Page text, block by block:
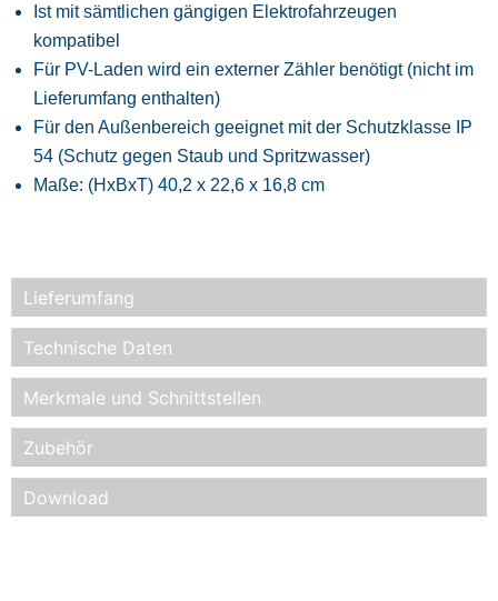
Lieferumfang
Technische Daten
Merkmale und Schnittstellen
Zubehör
Download
Ist mit sämtlichen gängigen Elektrofahrzeugen
kompatibel
Für PV-Laden wird ein externer Zähler benötigt (nicht im
Lieferumfang enthalten)
Für den Außenbereich geeignet mit der Schutzklasse IP
54 (Schutz gegen Staub und Spritzwasser)
Maße: (HxBxT) 40,2 x 22,6 x 16,8 cm